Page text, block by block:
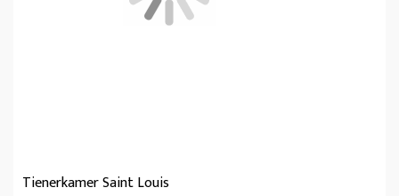
Tienerkamer Saint Louis